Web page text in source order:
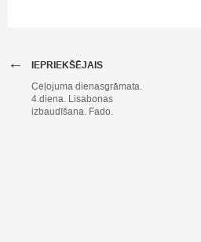
IEPRIEKŠĒJAIS
←
Ceļojuma dienasgrāmata.
4.diena. Lisabonas
izbaudīšana. Fado.